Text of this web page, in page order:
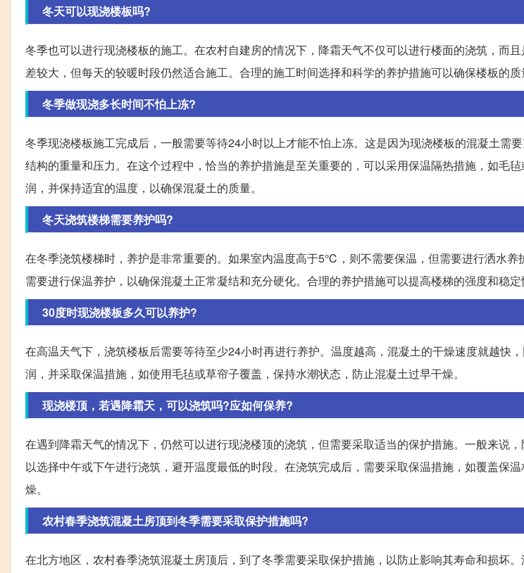
冬天可以现浇楼板吗?
冬季也可以进行现浇楼板的施工。在农村自建房的情况下，降霜天气不仅可以进行楼面的浇筑，而
差较大，但每天的较暖时段仍然适合施工。合理的施工时间选择和科学的养护措施可以确保楼板的质
冬季做现浇多长时间不怕上冻?
冬季现浇楼板施工完成后，一般需要等待24小时以上才能不怕上冻。这是因为现浇楼板的混凝土需
结构的重量和压力。在这个过程中，恰当的养护措施是至关重要的，可以采用保温隔热措施，如毛
润，并保持适宜的温度，以确保混凝土的质量。
冬天浇筑楼梯需要养护吗?
在冬季浇筑楼梯时，养护是非常重要的。如果室内温度高于5℃，则不需要保温，但需要进行洒水
需要进行保温养护，以确保混凝土正常凝结和充分硬化。合理的养护措施可以提高楼梯的强度和稳定
30度时现浇楼板多久可以养护?
在高温天气下，浇筑楼板后需要等待至少24小时再进行养护。温度越高，混凝土的干燥速度就越快
润，并采取保温措施，如使用毛毡或草帘子覆盖，保持水潮状态，防止混凝土过早干燥。
现浇楼顶，若遇降霜天，可以浇筑吗?应如何保养?
在遇到降霜天气的情况下，仍然可以进行现浇楼顶的浇筑，但需要采取适当的保护措施。一般来说
以选择中午或下午进行浇筑，避开温度最低的时段。在浇筑完成后，需要采取保温措施，如覆盖保
燥。
农村春季浇筑混凝土房顶到冬季需要采取保护措施吗?
在北方地区，农村春季浇筑混凝土房顶后，到了冬季需要采取保护措施，以防止影响其寿命和损坏